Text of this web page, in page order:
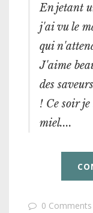
En jetant
j'ai vu le
qui
J'aime
des
! Ce soir
miel....
0 Comments